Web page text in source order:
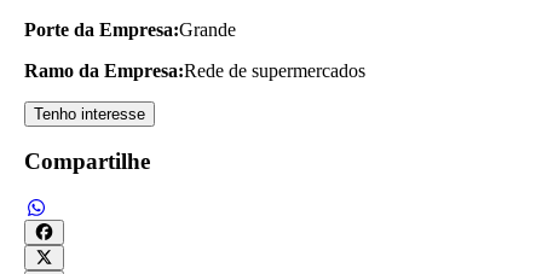
Porte da Empresa:Grande
Ramo da Empresa:Rede de supermercados
Tenho interesse
Compartilhe